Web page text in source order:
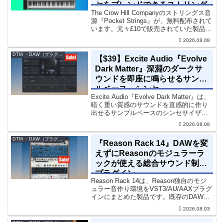
セをブレンドできるストリング
ス音源プラグイン
The Crow Hill Companyのストリングス音
源『Pocket Strings』が、無料配布されて
います。元々£10で販売されていた製品で
す。『Pocket Strings』についてPocket
2026.08.08
DTM ・DAW（プラグイン、シンセなど）のセール情報
【$39】Excite Audio『Evolve
Dark Matter』深淵のダークサ
ウンドを即座に鳴らせるサンプ
ルベース・シンセ
Excite Audio『Evolve Dark Matter』は、
暗く重い質感のサウンドを直感的に作り
出せるサンプルベースのシンセサイザー
です。ダークD&Bやアトモスフェリッ
2026.08.08
『Reason Rack 14』DAWを変
えずにReasonのモジュラーラ
ックが使える総合サウンド制作
プラグイン
Reason Rack 14は、Reason独自のモジ
ュラー音作り環境をVST3/AU/AAXプラグ
インにまとめた製品です。既存のDAWを
乗り換えることなく、68種類のシンセや
エフェクト、CV配線をそのままトラック
2026.08.03